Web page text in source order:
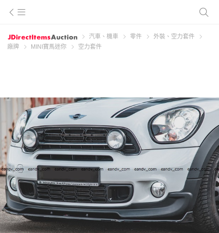
汽車、機車 零件
外裝、空力套件
廠牌
MINI寶馬迷你 空力套件